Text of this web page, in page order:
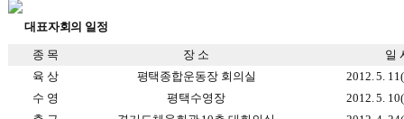
대표자회의 일정
종 목 장 소
일
육 상
평택종합운동장 회의실
2012. 5.
수 영
평택수영장
2012. 5.